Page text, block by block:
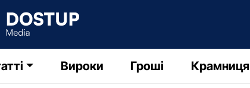
Вироки Гроші Крамниця